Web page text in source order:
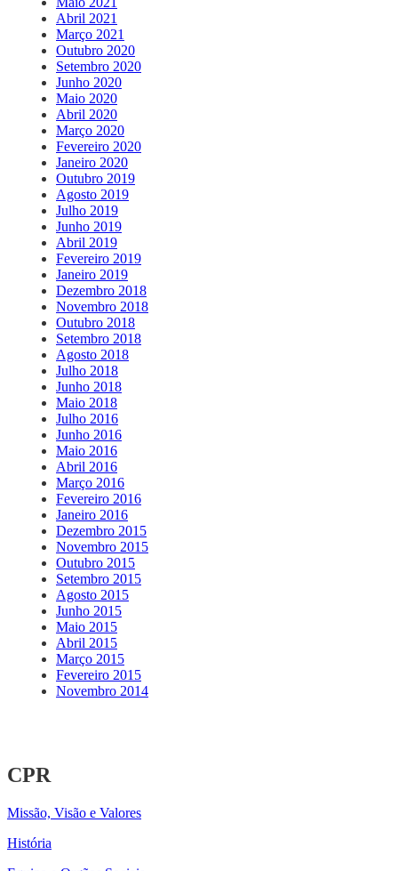
Abril 2021
Março 2021
Outubro 2020
Setembro 2020
Junho 2020
Maio 2020
Abril 2020
Março 2020
Fevereiro 2020
Janeiro 2020
Outubro 2019
Agosto 2019
Julho 2019
Junho 2019
Abril 2019
Fevereiro 2019
Janeiro 2019
Dezembro 2018
Novembro 2018
Outubro 2018
Setembro 2018
Agosto 2018
Julho 2018
Junho 2018
Maio 2018
Julho 2016
Junho 2016
Maio 2016
Abril 2016
Março 2016
Fevereiro 2016
Janeiro 2016
Dezembro 2015
Novembro 2015
Outubro 2015
Setembro 2015
Agosto 2015
Junho 2015
Maio 2015
Abril 2015
Março 2015
Fevereiro 2015
Novembro 2014
CPR
Missão, Visão e Valores
História